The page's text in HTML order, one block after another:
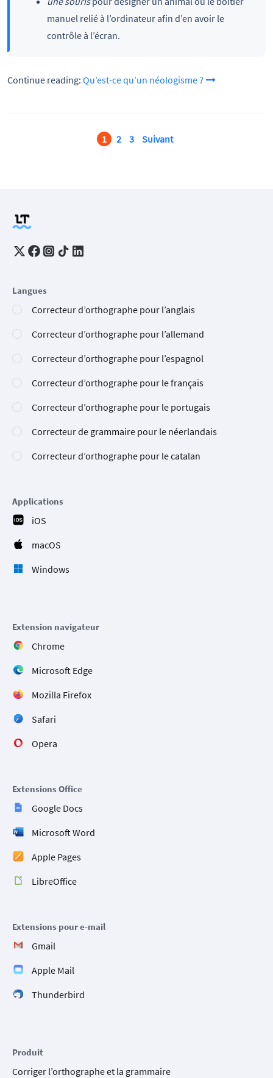
manuel relié à l’ordinateur afin d’en avoir le
contrôle à l’écran.
Continue reading: Qu’est-ce qu’un néologisme ?
1 2 3 Suivant
Langues
Correcteur d’orthographe pour l’anglais
Correcteur d’orthographe pour l’allemand
Correcteur d’orthographe pour l’espagnol
Correcteur d’orthographe pour le français
Correcteur d’orthographe pour le portugais
Correcteur de grammaire pour le néerlandais
Correcteur d’orthographe pour le catalan
Applications
iOS
macOS
Windows
Extension navigateur
Chrome
Microsoft Edge
Mozilla Firefox
Safari
Opera
Extensions Office
Google Docs
Microsoft Word
Apple Pages
LibreOffice
Extensions pour e-mail
Gmail
Apple Mail
Thunderbird
Produit
Corriger l’orthographe et la grammaire